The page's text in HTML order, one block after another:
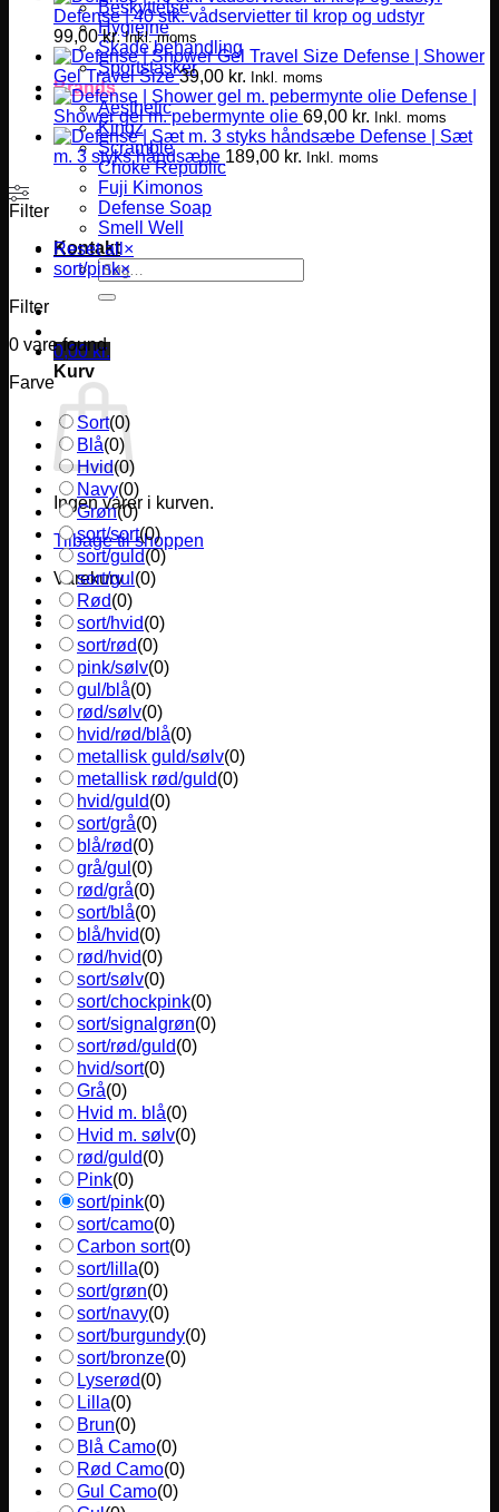
Beskyttelse
Hygiejne
Skade behandling
Sportstasker
Brands
Aesthetic
Kingz
Scramble
Choke Republic
Fuji Kimonos
Defense Soap
Smell Well
Kontakt
Søg
efter:
0,00 kr.
Kurv
Ingen varer i kurven.
Tilbage til shoppen
Varekurv
Defense | 40 stk. vådservietter til krop og udstyr
99,00kr. Inkl. moms
Defense | Shower
Gel Travel Size 39,00 kr. Inkl. moms
Defense |
Shower gel m. pebermynte olie 69,00 kr. Inkl. moms
Defense | Sæt
m. 3 styks håndsæbe 189,00 kr. Inkl. moms
Filter
Reset all ×
sort/pink×
Filter
0 vare found
Farve
Sort(0)
Blå(0)
Hvid(0)
Navy(0)
Grøn(0)
sort/sort(0)
sort/guld(0)
sort/gul (0)
Rød(0)
sort/hvid(0)
sort/rød(0)
pink/sølv(0)
gul/blå(0)
rød/sølv(0)
hvid/rød/blå(0)
metallisk guld/sølv(0)
metallisk rød/guld(0)
hvid/guld(0)
sort/grå(0)
blå/rød(0)
grå/gul (0)
rød/grå(0)
sort/blå(0)
blå/hvid(0)
rød/hvid(0)
sort/sølv(0)
sort/chockpink(0)
sort/signalgrøn(0)
sort/rød/guld(0)
hvid/sort(0)
Grå(0)
Hvid m. blå(0)
Hvid m. sølv(0)
rød/guld(0)
Pink(0)
sort/pink(0)
sort/camo(0)
Carbon sort(0)
sort/lilla(0)
sort/grøn(0)
sort/navy(0)
sort/burgundy(0)
sort/bronze(0)
Lyserød(0)
Lilla(0)
Brun(0)
Blå Camo(0)
Rød Camo(0)
Gul Camo(0)